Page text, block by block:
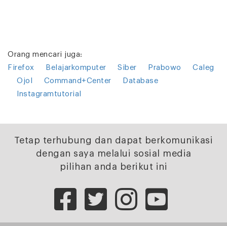
Orang mencari juga:
Firefox
Belajarkomputer Siber Prabowo
Caleg
Ojol
Command+Center
Database
Instagramtutorial
Tetap terhubung dan dapat berkomunikasi
dengan saya melalui sosial media
pilihan anda berikut ini